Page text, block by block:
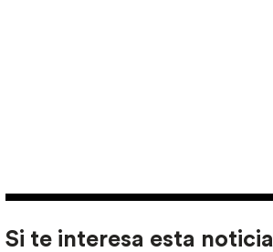
Si te interesa esta noticia